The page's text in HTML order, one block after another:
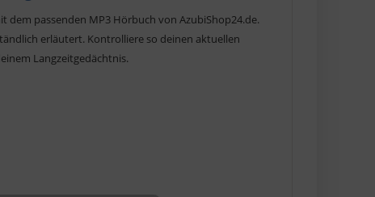
dem passenden MP3 Hörbuch von AzubiShop24.de.
erläutert. Kontrolliere so deinen aktuellen
Langzeitgedächtnis.